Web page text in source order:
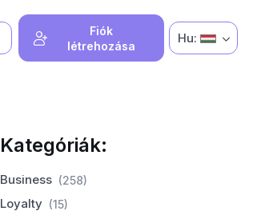
Fiók
létrehozása
Hu:
Kategóriák:
Business (258)
Loyalty (15)